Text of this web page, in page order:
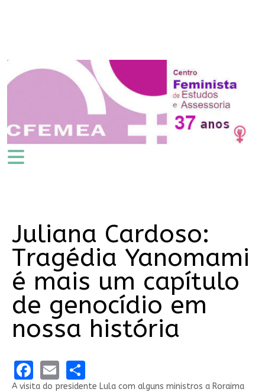
Juliana Cardoso:
Tragédia Yanomami
é mais um capítulo
de genocídio em
nossa história
Facebook
EmailShare
A visita do presidente Lula com alguns ministros a Roraima